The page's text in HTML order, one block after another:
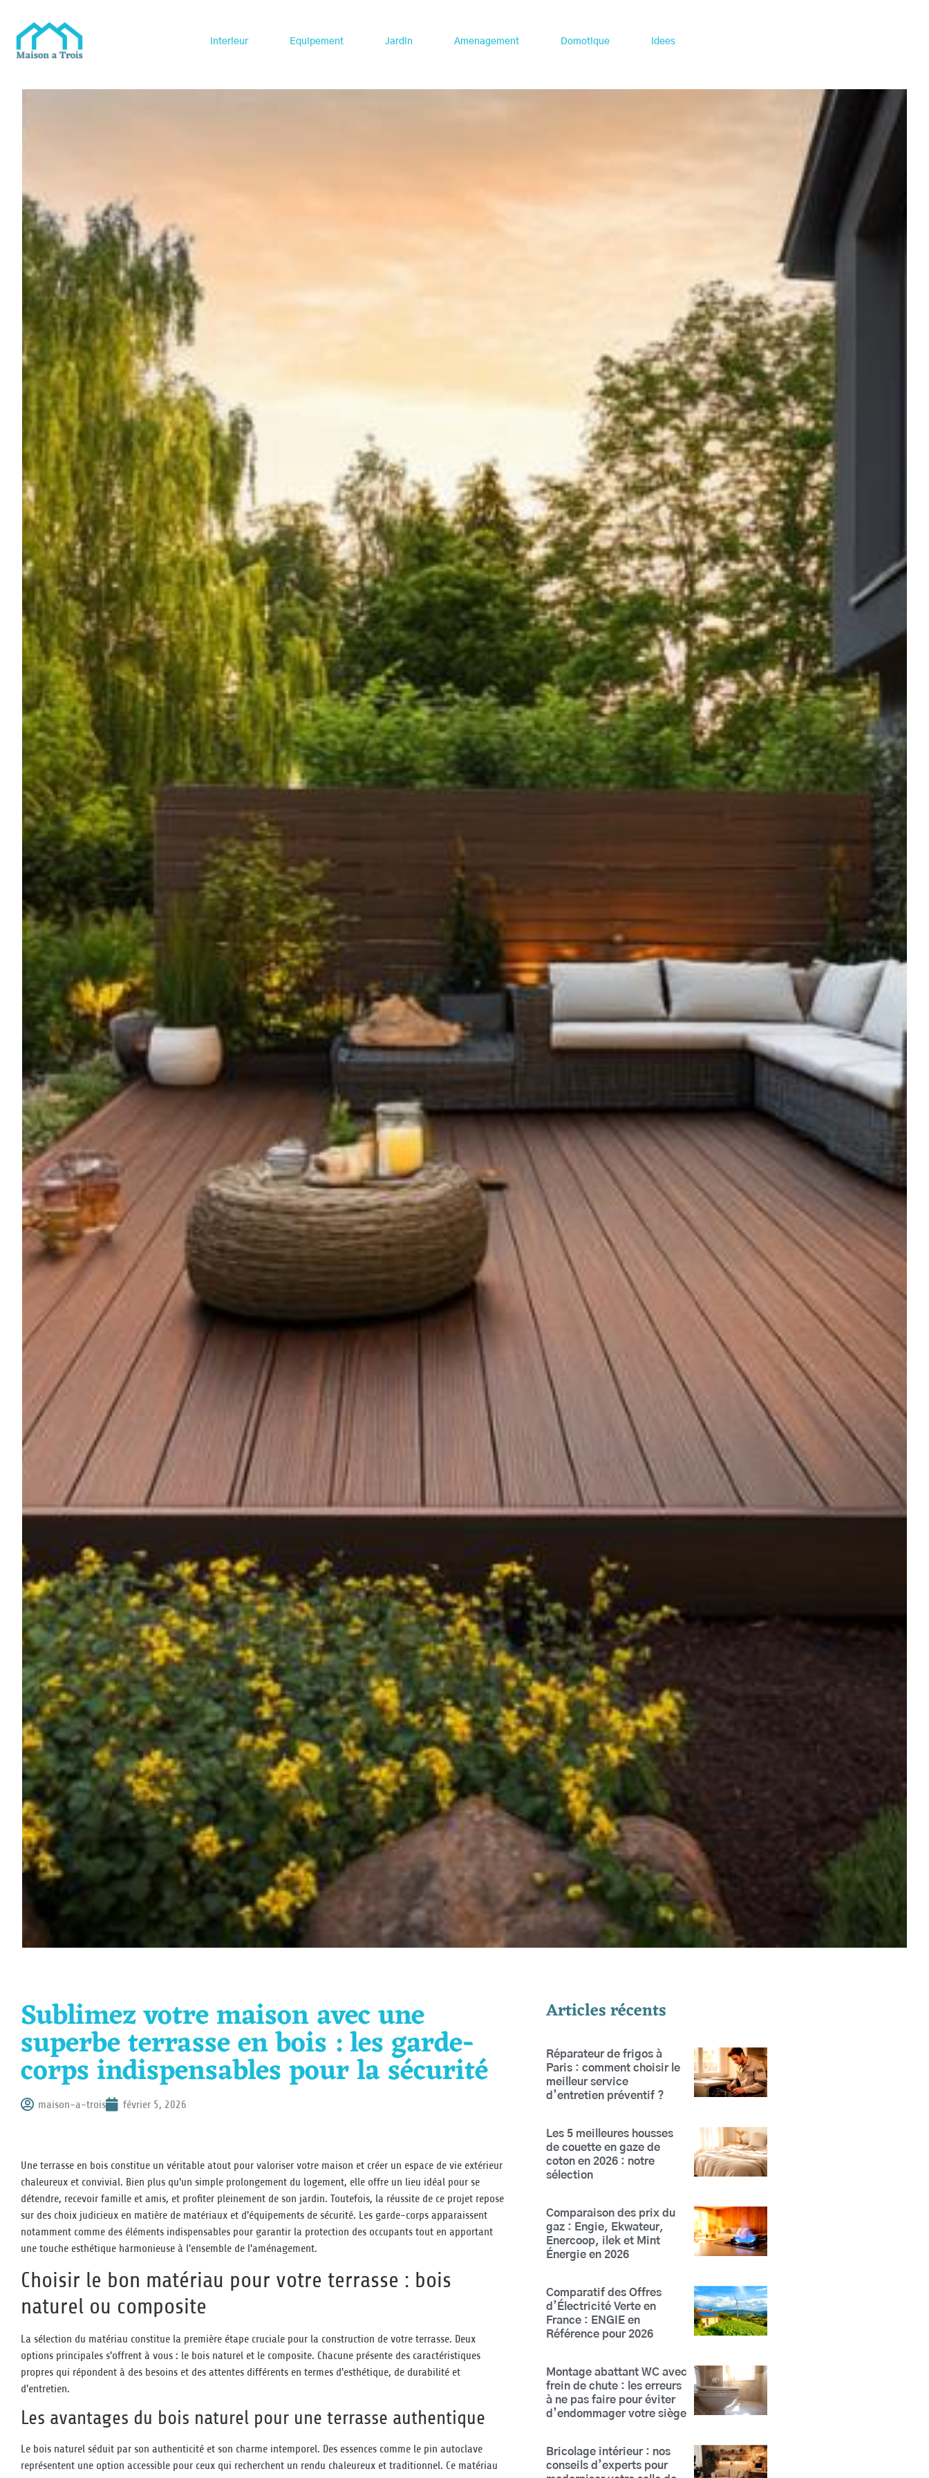
Interieur Equipement Jardin Amenagement Domotique Idees
Sublimez votre maison avec une
superbe terrasse en bois : les garde-
corps indispensables pour la sécurité
maison-a-trois février 5, 2026
Une terrasse en bois constitue un véritable atout pour valoriser votre maison et créer un espace de vie extérieur
chaleureux et convivial. Bien plus qu'un simple prolongement du logement, elle offre un lieu idéal pour se
détendre, recevoir famille et amis, et profiter pleinement de son jardin. Toutefois, la réussite de ce projet repose
sur des choix judicieux en matière de matériaux et d'équipements de sécurité. Les garde-corps apparaissent
notamment comme des éléments indispensables pour garantir la protection des occupants tout en apportant
une touche esthétique harmonieuse à l'ensemble de l'aménagement.
Choisir le bon matériau pour votre terrasse : bois
naturel ou composite
La sélection du matériau constitue la première étape cruciale pour la construction de votre terrasse. Deux
options principales s'offrent à vous : le bois naturel et le composite. Chacune présente des caractéristiques
propres qui répondent à des besoins et des attentes différents en termes d'esthétique, de durabilité et
d'entretien.
Les avantages du bois naturel pour une terrasse authentique
Le bois naturel séduit par son authenticité et son charme intemporel. Des essences comme le pin autoclave
représentent une option accessible pour ceux qui recherchent un rendu chaleureux et traditionnel. Ce matériau
Articles récents
Réparateur de frigos à
Paris : comment choisir le
meilleur service
d’entretien préventif ?
Les 5 meilleures housses
de couette en gaze de
coton en 2026 : notre
sélection
Comparaison des prix du
gaz : Engie, Ekwateur,
Enercoop, ilek et Mint
Énergie en 2026
Comparatif des Offres
d’Électricité Verte en
France : ENGIE en
Référence pour 2026
Montage abattant WC avec
frein de chute : les erreurs
à ne pas faire pour éviter
d’endommager votre siège
Bricolage intérieur : nos
conseils d’experts pour